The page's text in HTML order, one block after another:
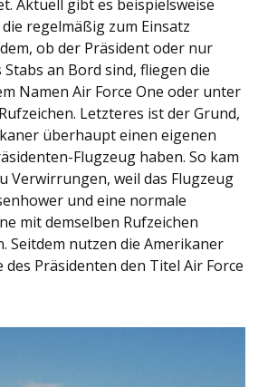
Aktuell gibt es beispielsweise
regelmäßig zum Einsatz
ob der Präsident oder nur
an Bord sind, fliegen die
Namen Air Force One oder unter
Letzteres ist der Grund,
überhaupt einen eigenen
Flugzeug haben. So kam
Verwirrungen, weil das Flugzeug
und eine normale
mit demselben Rufzeichen
Seitdem nutzen die Amerikaner
Präsidenten den Titel Air Force